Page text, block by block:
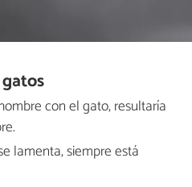
con el gato, resultaría
lamenta, siempre está